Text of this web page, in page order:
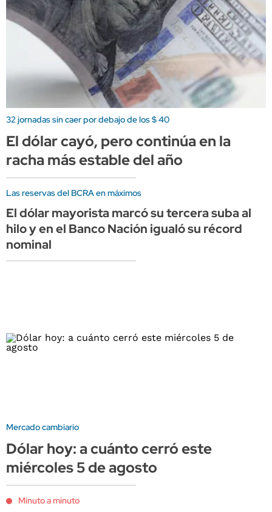
32 jornadas sin caer por debajo de los $ 40
El dólar cayó, pero continúa en la
racha más estable del año
Las reservas del BCRA en máximos
El dólar mayorista marcó su tercera suba al
hilo y en el Banco Nación igualó su récord
nominal
Mercado cambiario
Dólar hoy: a cuánto cerró este
miércoles 5 de agosto
Minuto a minuto